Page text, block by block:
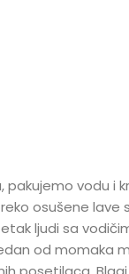
vodu i
osušene
ljudi sa
od momaka